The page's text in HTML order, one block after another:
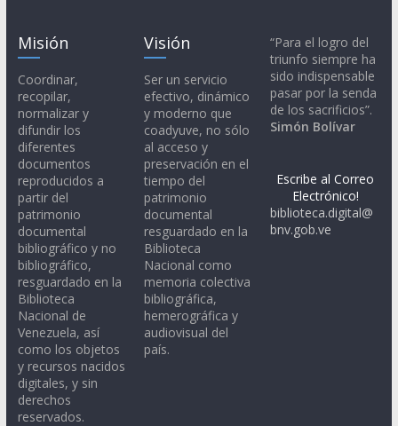
Misión
Coordinar,
recopilar,
normalizar y
difundir los
diferentes
documentos
reproducidos a
partir del
patrimonio
documental
bibliográfico y no
bibliográfico,
resguardado en la
Biblioteca
Nacional de
Venezuela, así
como los objetos
y recursos nacidos
digitales, y sin
derechos
reservados.
Visión
Ser un servicio
efectivo, dinámico
y moderno que
coadyuve, no sólo
al acceso y
preservación en el
tiempo del
patrimonio
documental
resguardado en la
Biblioteca
Nacional como
memoria colectiva
bibliográfica,
hemerográfica y
audiovisual del
país.
“Para el logro del
triunfo siempre ha
sido indispensable
pasar por la senda
de los sacrificios”.
Simón Bolívar
Escribe al Correo
Electrónico!
biblioteca.digital@
bnv.gob.ve